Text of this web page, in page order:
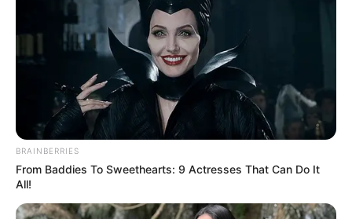
BRAINBERRIES
From Baddies To Sweethearts: 9 Actresses That Can Do It
All!